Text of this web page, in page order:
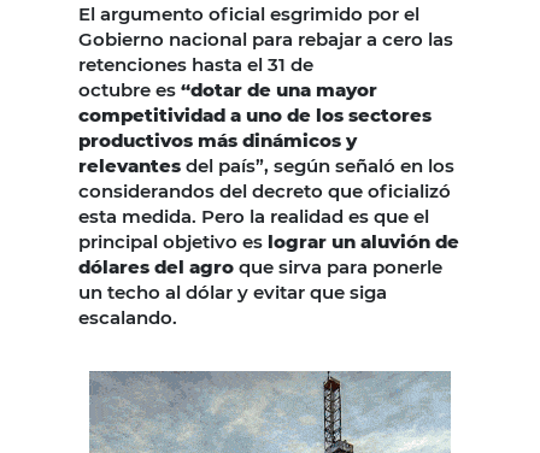
El argumento oficial esgrimido por el
Gobierno nacional para rebajar a cero las
retenciones hasta el 31 de
octubre es “dotar de una mayor
competitividad a uno de los sectores
productivos más dinámicos y
relevantes del país”, según señaló en los
considerandos del decreto que oficializó
esta medida. Pero la realidad es que el
principal objetivo es lograr un aluvión de
dólares del agro que sirva para ponerle
un techo al dólar y evitar que siga
escalando.